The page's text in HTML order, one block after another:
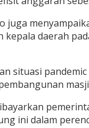
juga
daerah
situasi
ini dalam